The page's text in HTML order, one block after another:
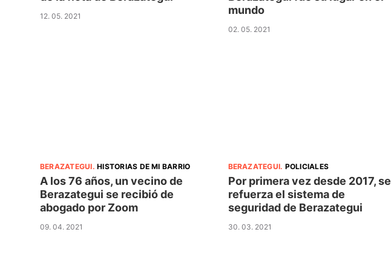
12. 05. 2021
mundo
02. 05. 2021
BERAZATEGUI.HISTORIAS DE MI BARRIO
A los 76 años, un vecino de
Berazategui se recibió de
abogado por Zoom
09. 04. 2021
BERAZATEGUI. POLICIALES
Por primera vez desde 2017, se
refuerza el sistema de
seguridad de Berazategui
30. 03. 2021